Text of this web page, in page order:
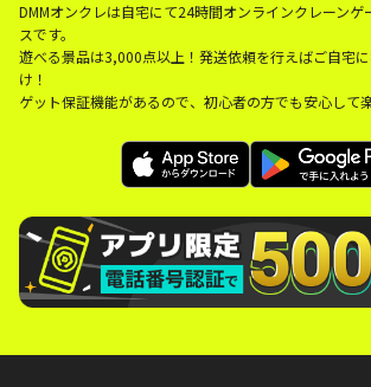
DMMオンクレは自宅にて24時間オンラインクレーン
スです。
遊べる景品は3,000点以上！発送依頼を行えばご自宅
け！
ゲット保証機能があるので、初心者の方でも安心して楽